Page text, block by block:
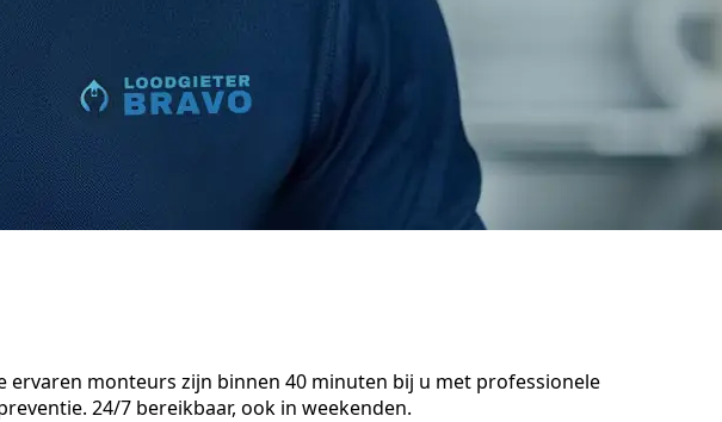
monteurs zijn binnen 40 minuten bij u met professionele
24/7 bereikbaar, ook in weekenden.